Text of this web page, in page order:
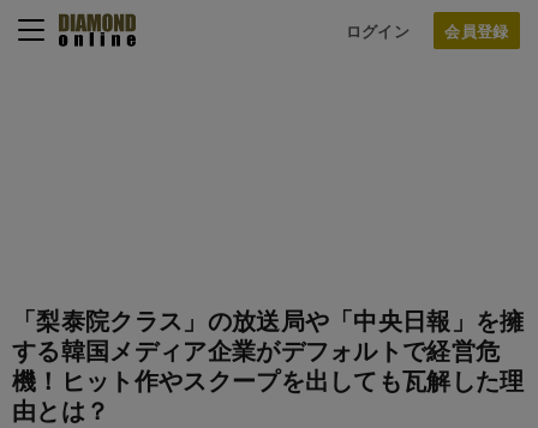
ログイン
「梨泰院クラス」の放送局や「中央日報」を擁
する韓国メディア企業がデフォルトで経営危
機！ヒット作やスクープを出しても瓦解した理
由とは？